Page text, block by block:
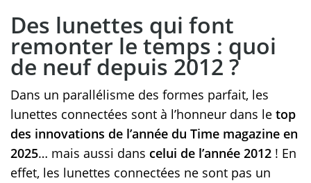
Des lunettes qui font
remonter le temps : quoi
de neuf depuis 2012 ?
Dans un parallélisme des formes parfait, les
lunettes connectées sont à l’honneur dans le top
des innovations de l’année du Time magazine en
2025… mais aussi dans celui de l’année 2012 ! En
effet, les lunettes connectées ne sont pas un